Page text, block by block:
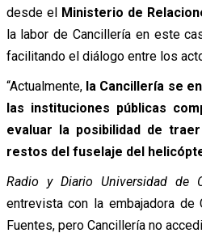
desde el
Ministerio de
la labor de Cancillería en este
facilitando el diálogo entre los
“Actualmente, la Cancillería se
las instituciones públicas
evaluar la posibilidad de
restos del fuselaje del
Radio y Diario Universidad de
entrevista con la embajadora de
Fuentes, pero Cancillería no